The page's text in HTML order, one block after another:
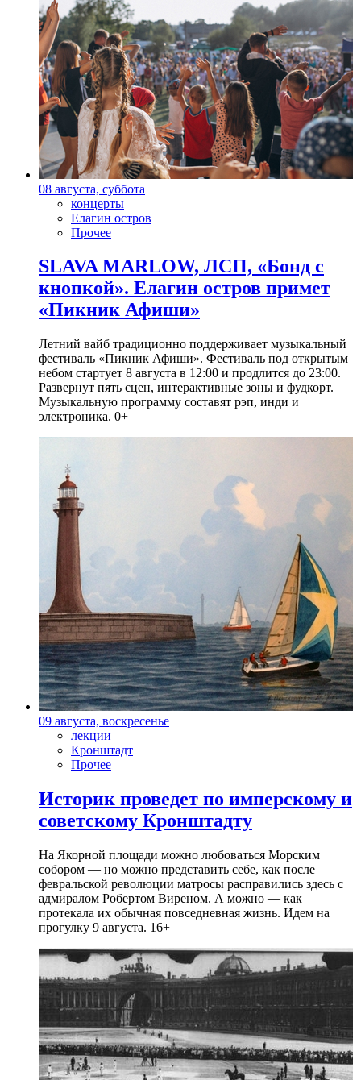
08 августа, суббота
концерты
Елагин остров
Прочее
SLAVA MARLOW, ЛСП, «Бонд с
кнопкой». Елагин остров примет
«Пикник Афиши»
Летний вайб традиционно поддерживает музыкальный
фестиваль «Пикник Афиши». Фестиваль под открытым
небом стартует 8 августа в 12:00 и продлится до 23:00.
Развернут пять сцен, интерактивные зоны и фудкорт.
Музыкальную программу составят рэп, инди и
электроника. 0+
09 августа, воскресенье
лекции
Кронштадт
Прочее
Историк проведет по имперскому и
советскому Кронштадту
На Якорной площади можно любоваться Морским
собором — но можно представить себе, как после
февральской революции матросы расправились здесь с
адмиралом Робертом Виреном. А можно — как
протекала их обычная повседневная жизнь. Идем на
прогулку 9 августа. 16+